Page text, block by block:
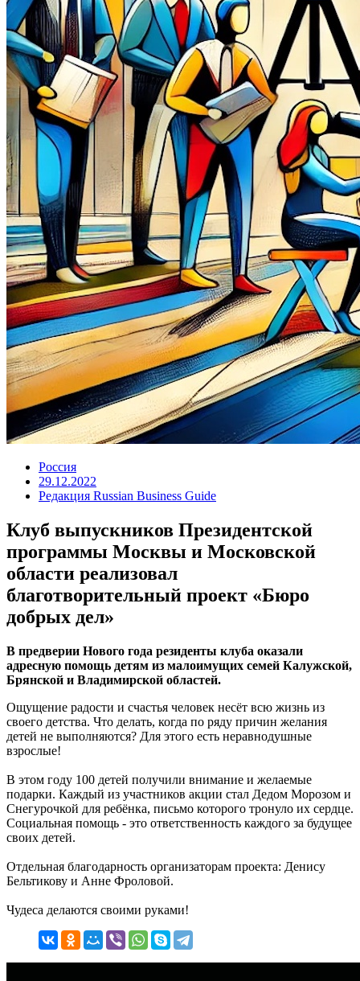
Россия
29.12.2022
Редакция Russian Business Guide
Клуб выпускников Президентской
программы Москвы и Московской
области реализовал
благотворительный проект «Бюро
добрых дел»
В предверии Нового года резиденты клуба оказали
адресную помощь детям из малоимущих семей Калужской,
Брянской и Владимирской областей.
Ощущение радости и счастья человек несёт всю жизнь из
своего детства. Что делать, когда по ряду причин желания
детей не выполняются? Для этого есть неравнодушные
взрослые!
В этом году 100 детей получили внимание и желаемые
подарки. Каждый из участников акции стал Дедом Морозом и
Снегурочкой для ребёнка, письмо которого тронуло их сердце.
Социальная помощь - это ответственность каждого за будущее
своих детей.
Отдельная благодарность организаторам проекта: Денису
Бельтикову и Анне Фроловой.
Чудеса делаются своими руками!